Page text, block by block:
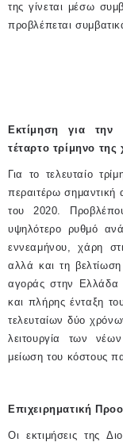
της γίνεται μέσω
προβλέπεται
Εκτίμηση για την
τέταρτο τρίμηνο της
Για το τελευταίο
περαιτέρω σημαντική
του 2020.
υψηλότερο ρυθμό
εννεαμήνου, χάρη
αλλά και τη
αγοράς στην Ελλάδα
και πλήρης ένταξη
τελευταίων δύο
λειτουργία των
μείωση του κόστους
Επιχειρηματική
Οι εκτιμήσεις της